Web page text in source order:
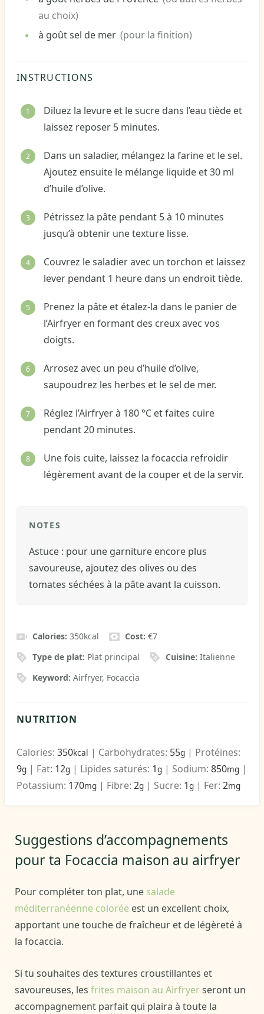
au choix)
à goûtsel de mer (pour la finition)
INSTRUCTIONS
Diluez la levure et le sucre dans l’eau tiède et
laissez reposer 5 minutes.
Dans un saladier, mélangez la farine et le sel.
Ajoutez ensuite le mélange liquide et 30 ml
d’huile d’olive.
Pétrissez la pâte pendant 5 à 10 minutes
jusqu’à obtenir une texture lisse.
Couvrez le saladier avec un torchon et laissez
lever pendant 1 heure dans un endroit tiède.
Prenez la pâte et étalez-la dans le panier de
l’Airfryer en formant des creux avec vos
doigts.
Arrosez avec un peu d’huile d’olive,
saupoudrez les herbes et le sel de mer.
Réglez l’Airfryer à 180 °C et faites cuire
pendant 20 minutes.
Une fois cuite, laissez la focaccia refroidir
légèrement avant de la couper et de la servir.
NOTES
Astuce : pour une garniture encore plus
savoureuse, ajoutez des olives ou des
tomates séchées à la pâte avant la cuisson.
Calories:350kcal Cost:€7
Type de plat: Plat principal Cuisine:Italienne
Keyword:Airfryer, Focaccia
NUTRITION
Calories: 350kcal | Carbohydrates: 55g | Protéines:
9g | Fat: 12g | Lipides saturés: 1g | Sodium: 850mg |
Potassium: 170mg | Fibre: 2g | Sucre: 1g | Fer: 2mg
Suggestions d’accompagnements
pour ta Focaccia maison au airfryer
Pour compléter ton plat, une salade
méditerranéenne colorée est un excellent choix,
apportant une touche de fraîcheur et de légèreté à
la focaccia.
Si tu souhaites des textures croustillantes et
savoureuses, les frites maison au Airfryerseront un
accompagnement parfait qui plaira à toute la